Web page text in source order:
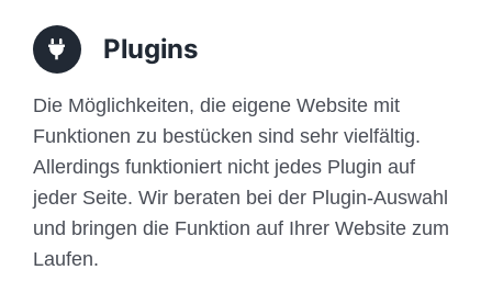
Plugins
Die Möglichkeiten, die eigene Website mit
Funktionen zu bestücken sind sehr vielfältig.
Allerdings funktioniert nicht jedes Plugin auf
jeder Seite. Wir beraten bei der Plugin-Auswahl
und bringen die Funktion auf Ihrer Website zum
Laufen.